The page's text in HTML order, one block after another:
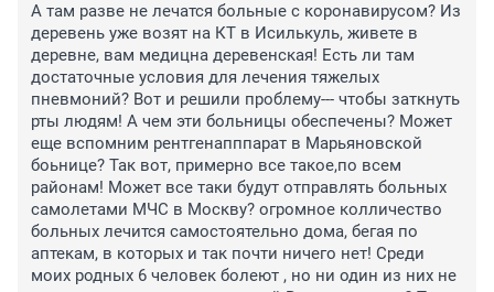
А там разве не лечатся больные с коронавирусом? Из
деревень уже возят на КТ в Исилькуль, живете в
деревне, вам медицна деревенская! Есть ли там
достаточные условия для лечения тяжелых
пневмоний? Вот и решили проблему--- чтобы заткнуть
рты людям! А чем эти больницы обеспечены? Может
еще вспомним рентгенапппарат в Марьяновской
боьнице? Так вот, примерно все такое,по всем
районам! Может все таки будут отправлять больных
самолетами МЧС в Москву? огромное колличество
больных лечится самостоятельно дома, бегая по
аптекам, в которых и так почти ничего нет! Среди
моих родных 6 человек болеют , но ни один из них не